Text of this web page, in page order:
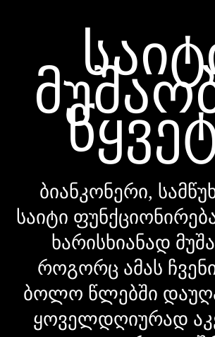
ბიანკონერი,
საიტი
ხარისხიანად
როგორც ამას
ბოლო წლებში
ყოველდღიურად